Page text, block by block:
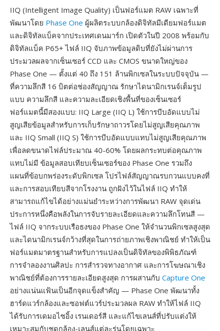
IIQ (Intelligent Image Quality) เป็นฟอร์แมต RAW เฉพาะที่
พัฒนาโดย Phase One ผู้ผลิตระบบกล้องดิจิทัลมีเดียมฟอร์แมต
และดิจิทัลแบ็คจากประเทศเดนมาร์ก เปิดตัวในปี 2008 พร้อมกับ
ดิจิทัลแบ็ค P65+ ไฟล์ IIQ จับภาพข้อมูลดิบที่ยังไม่ผ่านการ
ประมวลผลจากเซ็นเซอร์ CCD และ CMOS ขนาดใหญ่ของ
Phase One — ตั้งแต่ 40 ถึง 151 ล้านพิกเซลในระบบปัจจุบัน —
ที่ความลึกสี 16 บิตต่อช่องสัญญาณ รักษาไดนามิกเรนจ์เต็มรูป
แบบ ความลึกสี และความละเอียดเชิงพื้นที่ของเซ็นเซอร์
ฟอร์แมตนี้มีสองแบบ: IIQ Large (IIQ L) ใช้การบีบอัดแบบไม่
สูญเสียข้อมูลสำหรับการเก็บรักษาถาวรโดยไม่สูญเสียคุณภาพ
และ IIQ Small (IIQ S) ใช้การบีบอัดแบบแทบไม่สูญเสียคุณภาพ
เพื่อลดขนาดไฟล์ประมาณ 40-60% โดยผลกระทบต่อคุณภาพ
แทบไม่มี ข้อมูลสอบเทียบเซ็นเซอร์ของ Phase One รวมถึง
แผนที่ข้อบกพร่องระดับพิกเซล โปรไฟล์สัญญาณรบกวนแบบคงที่
และการสอบเทียบสีจากโรงงาน ถูกฝังไว้ในไฟล์ IIQ ทำให้
สามารถแก้ไขได้อย่างแม่นยำระหว่างการพัฒนา RAW จุดเด่น
ประการหนึ่งคือพลังในการจับรายละเอียดและความลึกโทนสี —
ไฟล์ IIQ จากระบบเรือธงของ Phase One ให้จำนวนพิกเซลสูงสุด
และไดนามิกเรนจ์กว้างที่สุดในการถ่ายภาพเชิงพาณิชย์ ทำให้เป็น
ฟอร์แมตมาตรฐานสำหรับการแปลงเป็นดิจิทัลของพิพิธภัณฑ์
การจำลองงานศิลปะ การสำรวจทางอากาศ และการโฆษณาเชิง
พาณิชย์ที่ต้องการรายละเอียดสูงสุด การผสานกับ Capture One
อย่างแน่นแฟ้นเป็นอีกจุดแข็งสำคัญ — Phase One พัฒนาทั้ง
ฮาร์ดแวร์กล้องและซอฟต์แวร์ประมวลผล RAW ทำให้ไฟล์ IIQ
ได้รับการเดมอไซอิ้ง เรนเดอร์สี และแก้ไขเลนส์ที่ปรับแต่งให้
เหมาะสมกับชุดกล้อง-เลนส์แต่ละรุ่นโดยเฉพาะ